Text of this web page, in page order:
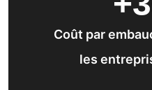
Coût par
les